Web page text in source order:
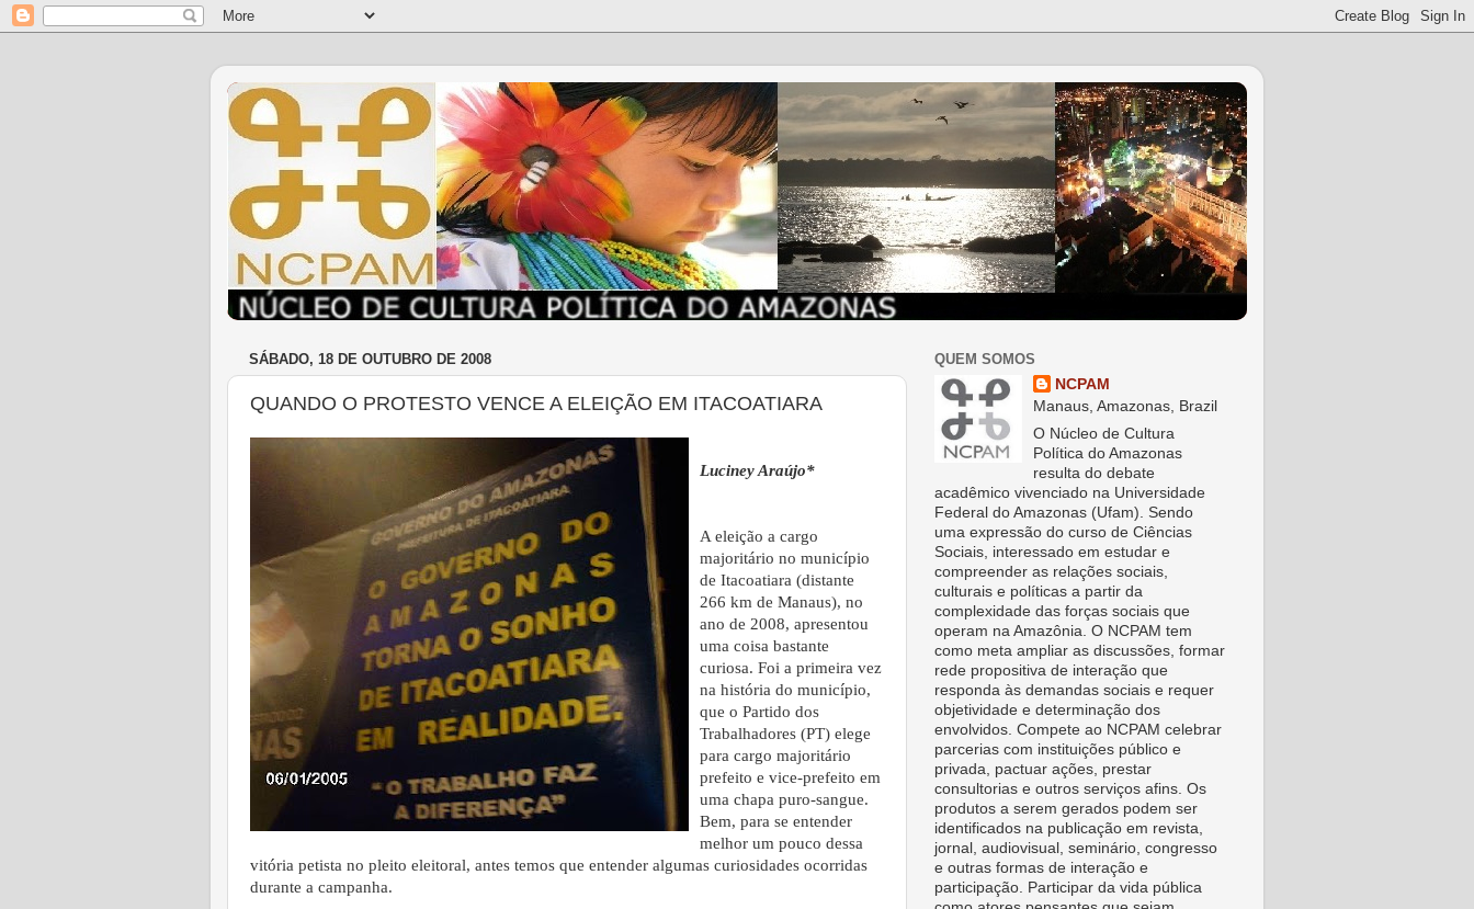
SÁBADO, 18 DE OUTUBRO DE 2008
QUANDO O PROTESTO VENCE A ELEIÇÃO EM ITACOATIARA
Luciney Araújo*
A eleição a cargo
majoritário no município
de Itacoatiara (distante
266 km de Manaus), no
ano de 2008, apresentou
uma coisa bastante
curiosa. Foi a primeira vez
na história do município,
que o Partido dos
Trabalhadores (PT) elege
para cargo majoritário
prefeito e vice-prefeito em
uma chapa puro-sangue.
Bem, para se entender
melhor um pouco dessa
vitória petista no pleito eleitoral, antes temos que entender algumas curiosidades ocorridas
durante a campanha.
QUEM SOMOS
NCPAM
Manaus, Amazonas, Brazil
O Núcleo de Cultura
Política do Amazonas
resulta do debate
acadêmico vivenciado na Universidade
Federal do Amazonas (Ufam). Sendo
uma expressão do curso de Ciências
Sociais, interessado em estudar e
compreender as relações sociais,
culturais e políticas a partir da
complexidade das forças sociais que
operam na Amazônia. O NCPAM tem
como meta ampliar as discussões, formar
rede propositiva de interação que
responda às demandas sociais e requer
objetividade e determinação dos
envolvidos. Compete ao NCPAM celebrar
parcerias com instituições público e
privada, pactuar ações, prestar
consultorias e outros serviços afins. Os
produtos a serem gerados podem ser
identificados na publicação em revista,
jornal, audiovisual, seminário, congresso
e outras formas de interação e
participação. Participar da vida pública